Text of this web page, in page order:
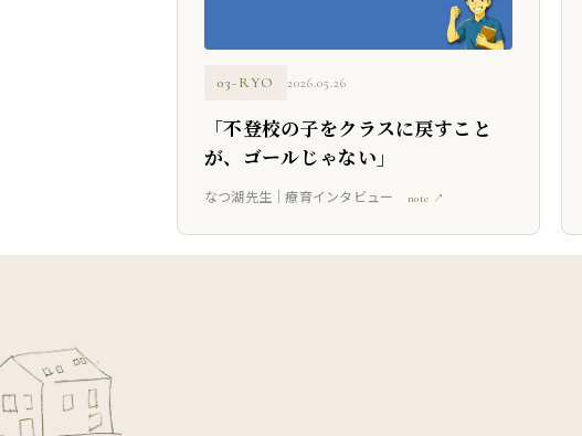
03-RYO 2026.05.26
「不登校の子をクラスに戻すこと
が、ゴールじゃない」
なつ湖先生｜療育インタビュー note ↗